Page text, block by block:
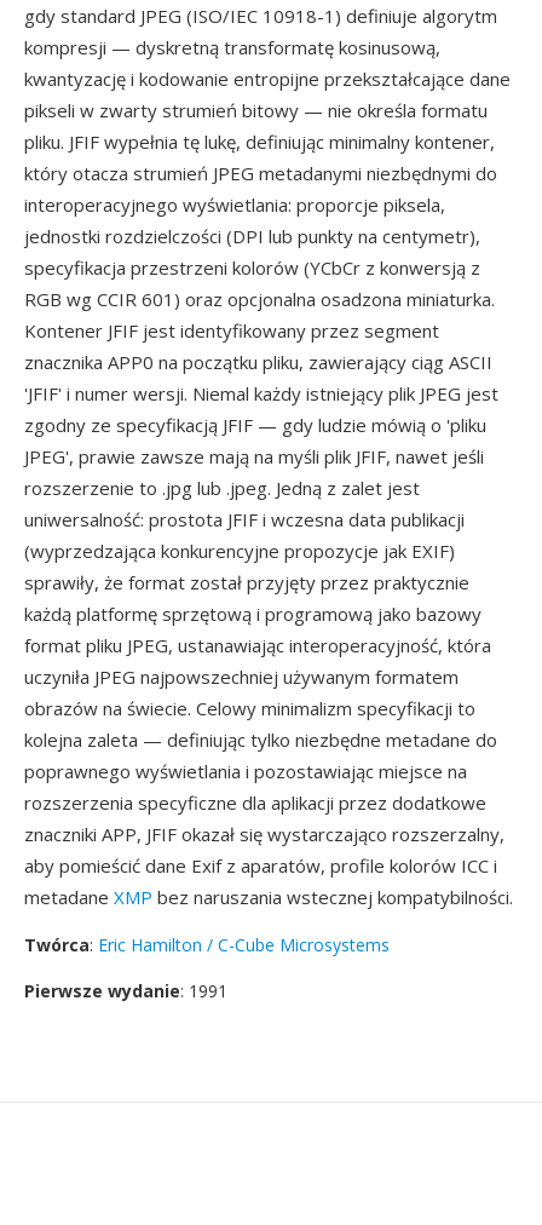
gdy standard JPEG (ISO/IEC 10918-1) definiuje algorytm
kompresji — dyskretną transformatę kosinusową,
kwantyzację i kodowanie entropijne przekształcające dane
pikseli w zwarty strumień bitowy — nie określa formatu
pliku. JFIF wypełnia tę lukę, definiując minimalny kontener,
który otacza strumień JPEG metadanymi niezbędnymi do
interoperacyjnego wyświetlania: proporcje piksela,
jednostki rozdzielczości (DPI lub punkty na centymetr),
specyfikacja przestrzeni kolorów (YCbCr z konwersją z
RGB wg CCIR 601) oraz opcjonalna osadzona miniaturka.
Kontener JFIF jest identyfikowany przez segment
znacznika APP0 na początku pliku, zawierający ciąg ASCII
'JFIF' i numer wersji. Niemal każdy istniejący plik JPEG jest
zgodny ze specyfikacją JFIF — gdy ludzie mówią o 'pliku
JPEG', prawie zawsze mają na myśli plik JFIF, nawet jeśli
rozszerzenie to .jpg lub .jpeg. Jedną z zalet jest
uniwersalność: prostota JFIF i wczesna data publikacji
(wyprzedzająca konkurencyjne propozycje jak EXIF)
sprawiły, że format został przyjęty przez praktycznie
każdą platformę sprzętową i programową jako bazowy
format pliku JPEG, ustanawiając interoperacyjność, która
uczyniła JPEG najpowszechniej używanym formatem
obrazów na świecie. Celowy minimalizm specyfikacji to
kolejna zaleta — definiując tylko niezbędne metadane do
poprawnego wyświetlania i pozostawiając miejsce na
rozszerzenia specyficzne dla aplikacji przez dodatkowe
znaczniki APP, JFIF okazał się wystarczająco rozszerzalny,
aby pomieścić dane Exif z aparatów, profile kolorów ICC i
metadane XMP bez naruszania wstecznej kompatybilności.
Twórca: Eric Hamilton / C-Cube Microsystems
Pierwsze wydanie: 1991